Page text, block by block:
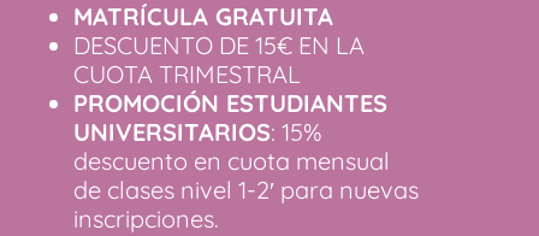
MATRÍCULA GRATUITA
DESCUENTO DE 15€ EN LA
CUOTA TRIMESTRAL
PROMOCIÓN ESTUDIANTES
UNIVERSITARIOS: 15%
descuento en cuota mensual
de clases nivel 1-2′ para nuevas
inscripciones.